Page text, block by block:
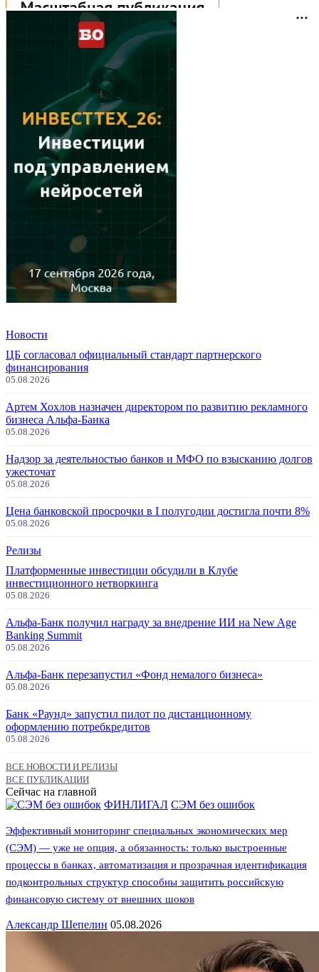
Новости
ЦБ согласовал официальный стандарт партнерского
финансирования
05.08.2026
Артем Хохлов назначен директором по развитию рекламного
бизнеса Альфа-Банка
05.08.2026
Надзор за деятельностью банков и МФО по взысканию долгов
ужесточат
05.08.2026
Цена банковской просрочки в I полугодии достигла почти 8%
05.08.2026
Релизы
Платформенные инвестиции обсудили в Клубе
инвестиционного нетворкинга
05.08.2026
Альфа-Банк получил награду за внедрение ИИ на New Age
Banking Summit
05.08.2026
Альфа-Банк перезапустил «Фонд немалого бизнеса»
05.08.2026
Банк «Раунд» запустил пилот по дистанционному
оформлению потребкредитов
05.08.2026
ВСЕ НОВОСТИ И РЕЛИЗЫ
ВСЕ ПУБЛИКАЦИИ
Сейчас на главной
ФИНЛИГАЛ СЭМ без ошибок
Эффективный мониторинг специальных экономических мер
(СЭМ) — уже не опция, а обязанность: только выстроенные
процессы в банках, автоматизация и прозрачная идентификация
подконтрольных структур способны защитить российскую
финансовую систему от внешних шоков
Александр Шепелин 05.08.2026